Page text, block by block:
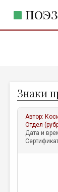
ЖАНРЫ
АВТОРЫ
ЛИТСАЛОН
Знаки
Автор:
Отдел
Дата и